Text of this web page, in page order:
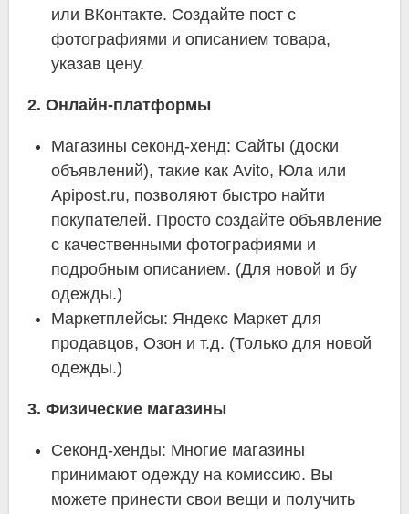
или ВКонтакте. Создайте пост с
фотографиями и описанием товара,
указав цену.
2. Онлайн-платформы
Магазины секонд-хенд: Сайты (доски
объявлений), такие как Avito, Юла или
Apipost.ru, позволяют быстро найти
покупателей. Просто создайте объявление
с качественными фотографиями и
подробным описанием. (Для новой и бу
одежды.)
Маркетплейсы: Яндекс Маркет для
продавцов, Озон и т.д. (Только для новой
одежды.)
3. Физические магазины
Секонд-хенды: Многие магазины
принимают одежду на комиссию. Вы
можете принести свои вещи и получить